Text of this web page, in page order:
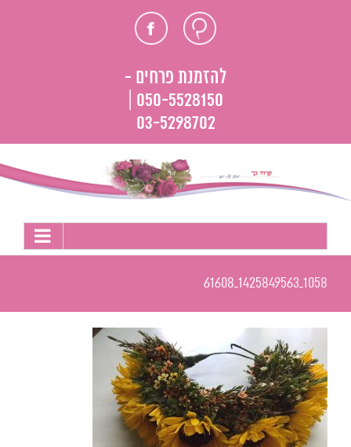
חוות פייסבוק
להזמנת פרחים -
050-5528150 |
03-5298702
1058_1425849563_61608